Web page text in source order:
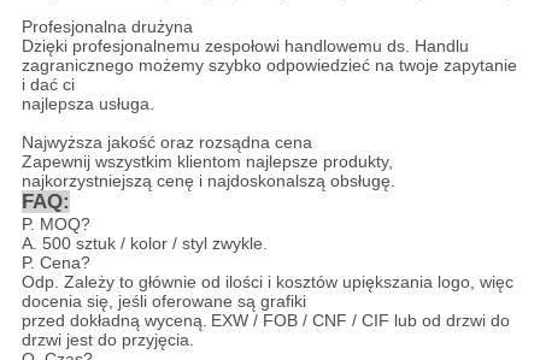
Profesjonalna drużyna
Dzięki profesjonalnemu zespołowi handlowemu ds. Handlu
zagranicznego możemy szybko odpowiedzieć na twoje zapytanie
i dać ci
najlepsza usługa.
Najwyższa jakość oraz rozsądna cena
Zapewnij wszystkim klientom najlepsze produkty,
najkorzystniejszą cenę i najdoskonalszą obsługę.
FAQ:
P. MOQ?
A. 500 sztuk / kolor / styl zwykle.
P. Cena?
Odp. Zależy to głównie od ilości i kosztów upiększania logo, więc
docenia się, jeśli oferowane są grafiki
przed dokładną wyceną. EXW / FOB / CNF / CIF lub od drzwi do
drzwi jest do przyjęcia.